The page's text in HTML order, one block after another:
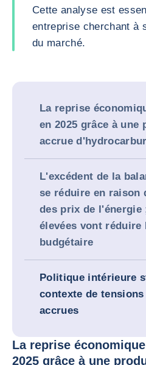
Cette analyse est
entreprise cherchant à
du marché.
La reprise
en 2025 grâce à une
accrue
L'excédent de la
se réduire en raison
des prix de l'énergie
élevées vont réduire
budgétaire
Politique intérieure
contexte de
accrues
La reprise
2025 grâce à une